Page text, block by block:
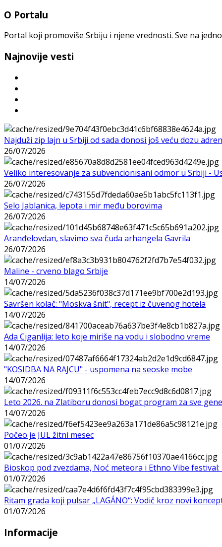
O Portalu
Portal koji promoviše Srbiju i njene vrednosti. Sve na
Najnovije vesti
Najduži zip lajn u Srbiji od sada donosi još veću dozu
26/07/2026
Veliko interesovanje za subvencionisani odmor u Srbiji -
26/07/2026
Selo Jablanica, lepota i mir među borovima
26/07/2026
Aranđelovdan, slavimo sva čuda arhangela Gavrila
26/07/2026
Maline - crveno blago Srbije
14/07/2026
Savršen kolač: "Moskva šnit", recept iz čuvenog hotela
14/07/2026
Ada Ciganlija: leto koje miriše na vodu i slobodno vreme
14/07/2026
"KOSIDBA NA RAJCU" - uspomena na seoske mobe
14/07/2026
Leto 2026. na Zlatiboru donosi bogat program za sve
14/07/2026
Počeo je JUL žitni mesec
01/07/2026
Bioskop pod zvezdama, Noć meteora i Ethno Vibe
01/07/2026
Ritam grada koji pulsar „LAGÁNO“: Vodič kroz novi
01/07/2026
Informacije